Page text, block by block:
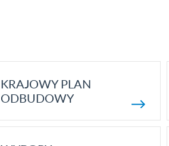
KRAJOWY PLAN
ODBUDOWY